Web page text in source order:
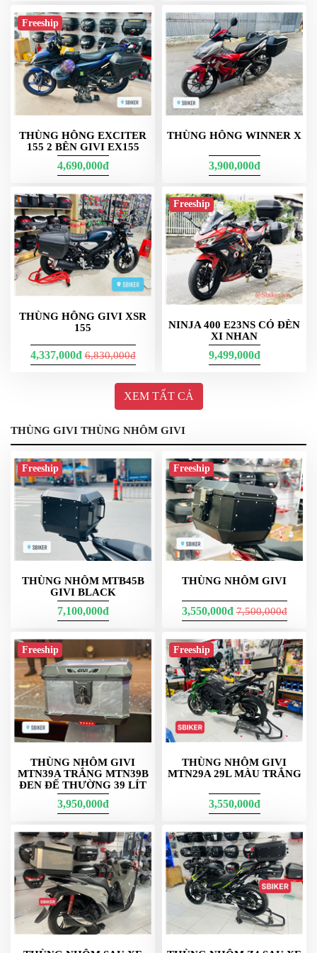
DẪN
MUA
HÀNG
E22n + 2 khung thùng hông xe công an - quân dụng
E22NS Givi
E22NS là biến thể nâng cấp ngoại hình từ E22N: giữdung tích 22
, nhấn mạnh các đường gân sắc nét, phản quang nổi khối hơn
để tăng nhận diện. Dành cho anh em thích vẻ hiện đại mà vẫn giữ
ưu điểm gọn – nhẹ – dễ bảo dưỡng. Kết hợp tốt với khung hông
SBL đúng đời xe để đạt độ ổn định khi chạy xa.
Video thùng hông givi nè
Thùng Hông R15 có đèn xi nhan
E23N Givi mã vuông nhập malaysia
E23N tăng dung tíchlên 23 lít, khoang chứa “thoáng” hơn 1 chút
so với E22N. Bảnđen – không đèn
, hợp style tối giản, mạnh mẽ.
Form thùng hơi phồng giúp bỏ áo khoác mỏng/balo dễ hơn, vẫn
đảm bảo gọn đuôi xe. Tải khuyến nghị mỗi bên 5 kg khi dùng
khung SBL đạt chuẩn.
Freeship
THÙNG HÔNG EXCITER
155 2 BÊN GIVI EX155
4,690,000đ
THÙNG HÔNG WINNER X
3,900,000đ
THÙNG HÔNG GIVI XSR
155
4,337,000đ6,830,000đ
Freeship
NINJA 400 E23NS CÓ ĐÈN
XI NHAN
9,499,000đ
XEM TẤT CẢ
THÙNG GIVI THÙNG NHÔM GIVI
Freeship
THÙNG NHÔM MTB45B
GIVI BLACK
7,100,000đ
Freeship
THÙNG NHÔM GIVI
3,550,000đ7,500,000đ
Freeship
THÙNG NHÔM GIVI
MTN39A TRẮNG MTN39B
ĐEN ĐẾ THƯỜNG 39 LÍT
3,950,000đ
Freeship
THÙNG NHÔM GIVI
MTN29A 29L MÀU TRẮNG
3,550,000đ